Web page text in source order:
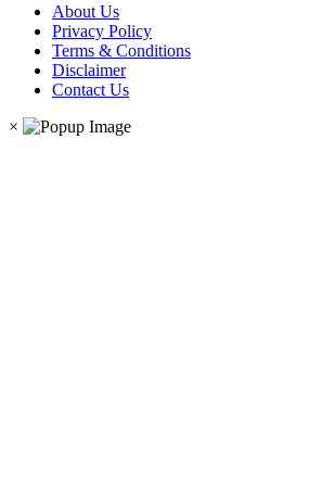
About Us
Privacy Policy
Terms & Conditions
Disclaimer
Contact Us
×